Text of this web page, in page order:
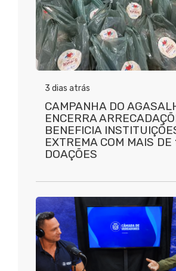
3 dias atrás
CAMPANHA DO
ENCERRA
BENEFICIA
EXTREMA COM MAIS DE
DOAÇÕES